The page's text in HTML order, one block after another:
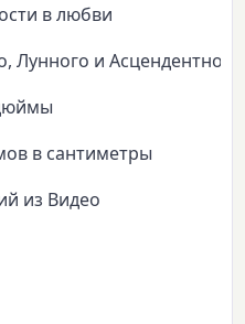
в любви
Лунного и Асцендентного
в сантиметры
из Видео